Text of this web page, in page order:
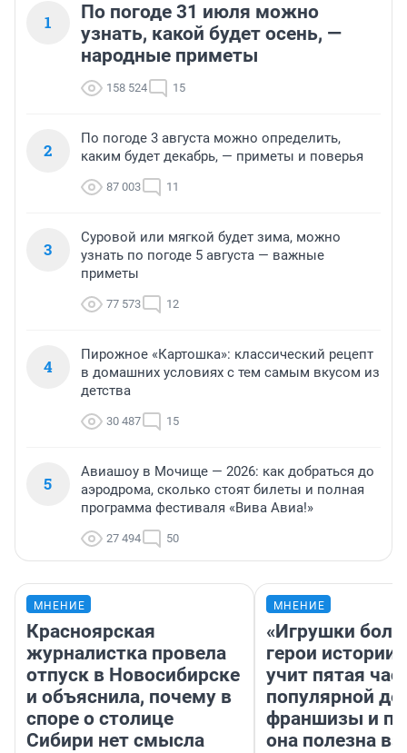
1
По погоде 31 июля можно
узнать, какой будет осень, —
народные приметы
158 524 15
2
По погоде 3 августа можно определить,
каким будет декабрь, — приметы и поверья
87 003 11
3
Суровой или мягкой будет зима, можно
узнать по погоде 5 августа — важные
приметы
77 573 12
4
Пирожное «Картошка»: классический рецепт
в домашних условиях с тем самым вкусом из
детства
30 487 15
5
Авиашоу в Мочище — 2026: как добраться до
аэродрома, сколько стоят билеты и полная
программа фестиваля «Вива Авиа!»
27 494 50
МНЕНИЕ
Красноярская
журналистка провела
отпуск в Новосибирске
и объяснила, почему в
споре о столице
Сибири нет смысла
МНЕНИЕ
«Игрушки
герои
учит пятая
популярной
франшизы и
она полезна